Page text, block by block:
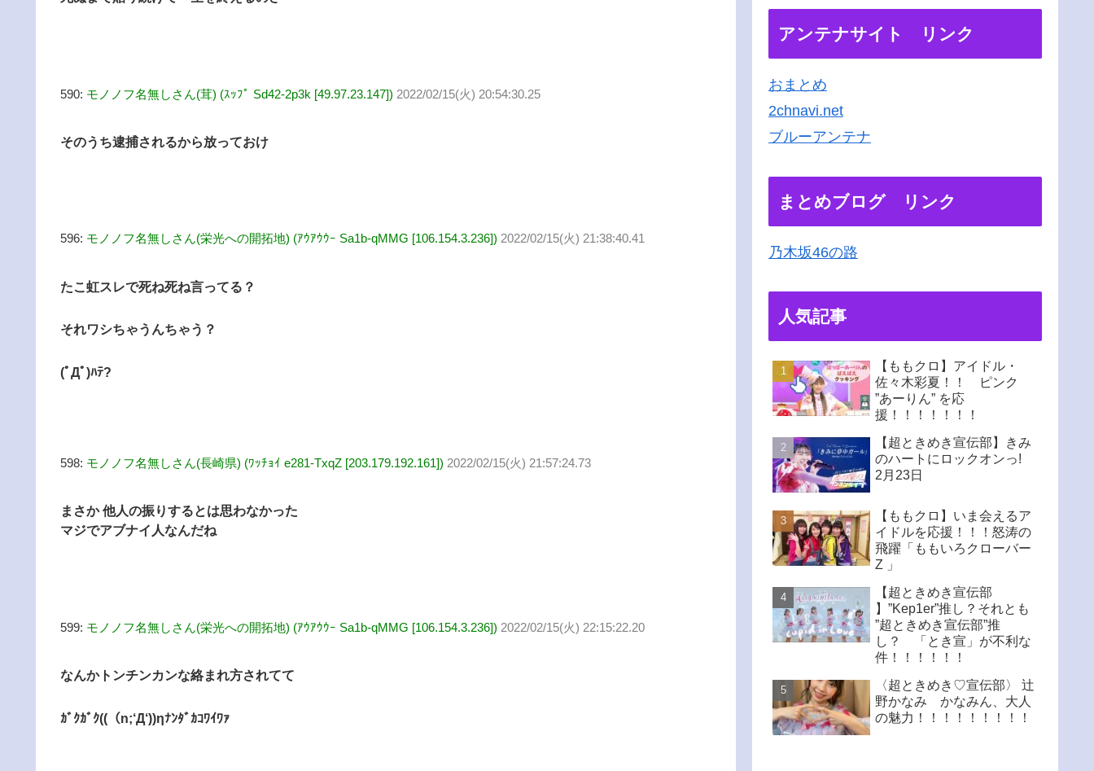
590: モノノフ名無しさん(茸) (ｽｯﾌﾟ Sd42-2p3k [49.97.23.147]) 2022/02/15(火) 20:54:30.25
そのうち逮捕されるから放っておけ
596: モノノフ名無しさん(栄光への開拓地) (ｱｳｱｳｳｰ Sa1b-qMMG [106.154.3.236]) 2022/02/15(火) 21:38:40.41
たこ虹スレで死ね死ね言ってる？
それワシちゃうんちゃう？
(ﾟДﾟ)ﾊﾃ?
598: モノノフ名無しさん(長崎県) (ﾜｯﾁｮｲ e281-TxqZ [203.179.192.161]) 2022/02/15(火) 21:57:24.73
まさか 他人の振りするとは思わなかった
マジでアブナイ人なんだね
599: モノノフ名無しさん(栄光への開拓地) (ｱｳｱｳｳｰ Sa1b-qMMG [106.154.3.236]) 2022/02/15(火) 22:15:22.20
なんかトンチンカンな絡まれ方されてて
ｶﾞｸｶﾞｸ((（n;‘Д‘))ηﾅﾝﾀﾞｶｺﾜｲﾜｧ
アンテナサイト リンク
おまとめ
2chnavi.net
ブルーアンテナ
まとめブログ リンク
乃木坂46の路
人気記事
【ももクロ】アイドル・
佐々木彩夏！！ ピンク
”あーりん” を応
援！！！！！！！
【超ときめき宣伝部】きみ
のハートにロックオンっ!
2月23日
【ももクロ】いま会えるア
イドルを応援！！！怒涛の
飛躍「ももいろクローバー
Z 」
【超ときめき宣伝部
】”Kep1er”推し？それとも
”超ときめき宣伝部”推
し？ 「とき宣」が不利な
件！！！！！！
〈超ときめき♡宣伝部〉 辻
野かなみ かなみん、大人
の魅力！！！！！！！！！